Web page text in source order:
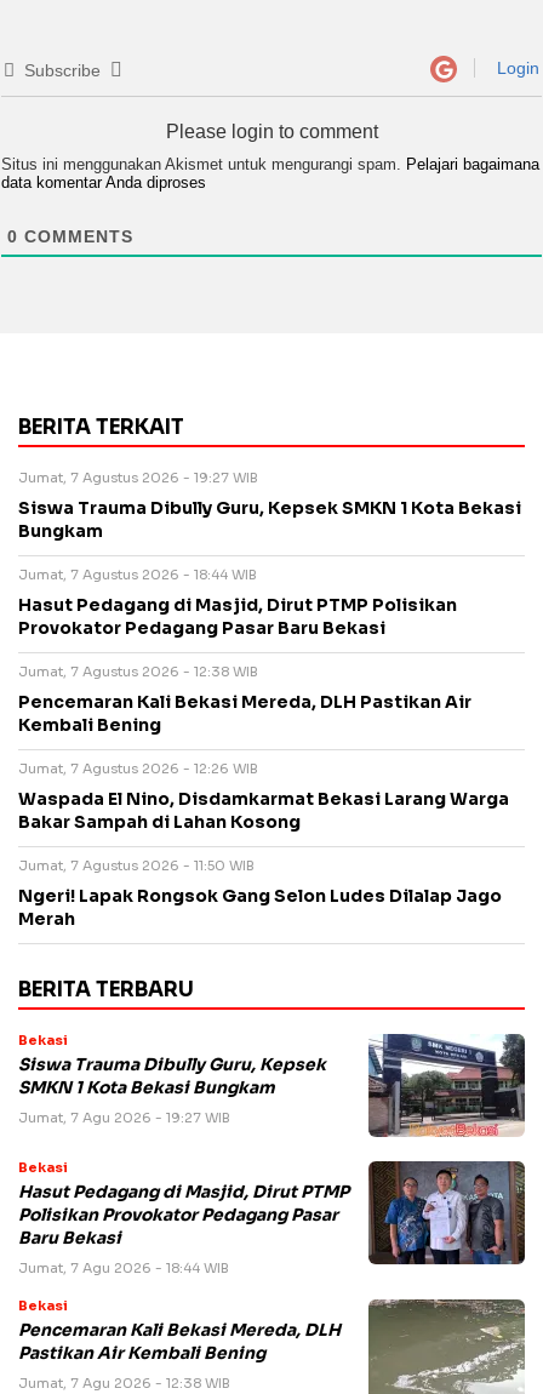
Subscribe Login
Please login to comment
Situs ini menggunakan Akismet untuk mengurangi spam. Pelajari bagaimana
data komentar Anda diproses
0 COMMENTS
BERITA TERKAIT
Jumat, 7 Agustus 2026 - 19:27 WIB
Siswa Trauma Dibully Guru, Kepsek SMKN 1 Kota Bekasi
Bungkam
Jumat, 7 Agustus 2026 - 18:44 WIB
Hasut Pedagang di Masjid, Dirut PTMP Polisikan
Provokator Pedagang Pasar Baru Bekasi
Jumat, 7 Agustus 2026 - 12:38 WIB
Pencemaran Kali Bekasi Mereda, DLH Pastikan Air
Kembali Bening
Jumat, 7 Agustus 2026 - 12:26 WIB
Waspada El Nino, Disdamkarmat Bekasi Larang Warga
Bakar Sampah di Lahan Kosong
Jumat, 7 Agustus 2026 - 11:50 WIB
Ngeri! Lapak Rongsok Gang Selon Ludes Dilalap Jago
Merah
BERITA TERBARU
Bekasi
Siswa Trauma Dibully Guru, Kepsek
SMKN 1 Kota Bekasi Bungkam
Jumat, 7 Agu 2026 - 19:27 WIB
Bekasi
Hasut Pedagang di Masjid, Dirut PTMP
Polisikan Provokator Pedagang Pasar
Baru Bekasi
Jumat, 7 Agu 2026 - 18:44 WIB
Bekasi
Pencemaran Kali Bekasi Mereda, DLH
Pastikan Air Kembali Bening
Jumat, 7 Agu 2026 - 12:38 WIB